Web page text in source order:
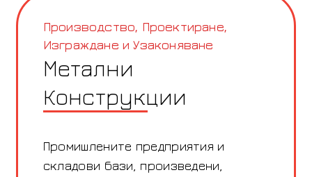
Производство, Проектиране,
Изграждане и Узаконяване
Метални
Конструкции
Промишлените предприятия и
складови бази, произведени,